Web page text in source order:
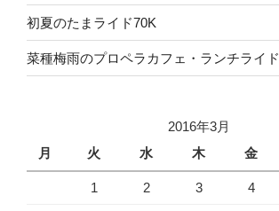
初夏のたまライド70K
菜種梅雨のプロペラカフェ・ランチライド
2016年3月
月
火 水 木 金
1 2 3 4